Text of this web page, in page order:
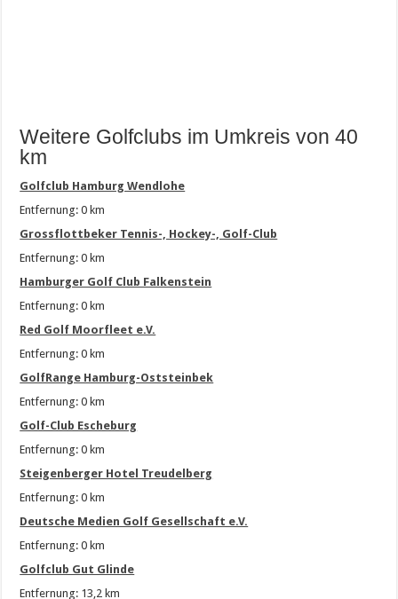
Weitere Golfclubs im Umkreis von 40
km
Golfclub Hamburg Wendlohe
Entfernung: 0 km
Grossflottbeker Tennis-, Hockey-, Golf-Club
Entfernung: 0 km
Hamburger Golf Club Falkenstein
Entfernung: 0 km
Red Golf Moorfleet e.V.
Entfernung: 0 km
GolfRange Hamburg-Oststeinbek
Entfernung: 0 km
Golf-Club Escheburg
Entfernung: 0 km
Steigenberger Hotel Treudelberg
Entfernung: 0 km
Deutsche Medien Golf Gesellschaft e.V.
Entfernung: 0 km
Golfclub Gut Glinde
Entfernung: 13,2 km